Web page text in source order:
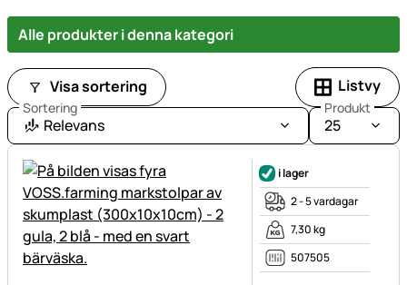
Alle produkter i denna kategori
Visa sortering Listvy
Sortering
Relevans
Produkt
25
i lager
2 - 5 vardagar
7,30 kg
507505